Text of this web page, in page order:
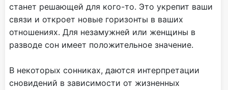
станет решающей для кого-то. Это укрепит ваши
связи и откроет новые горизонты в ваших
отношениях. Для незамужней или женщины в
разводе сон имеет положительное значение.
В некоторых сонниках, даются интерпретации
сновидений в зависимости от жизненных